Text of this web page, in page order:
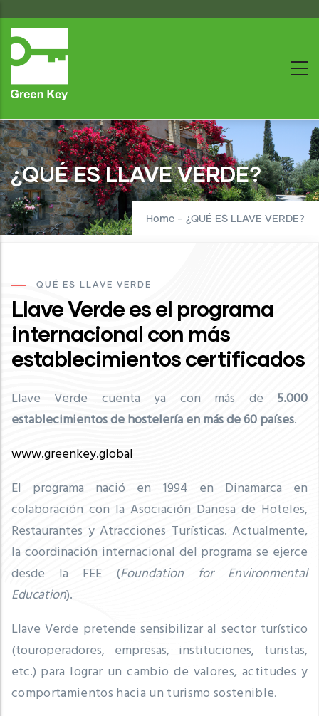
to
main
¿QUÉ ES LLAVE VERDE?
Home - ¿QUÉ ES LLAVE VERDE?
QUÉ ES LLAVE VERDE
Llave Verde es el programa
internacional con más
establecimientos certificados
Llave Verde cuenta ya con más de 5.000
establecimientos de hostelería en más de 60 países.
www.greenkey.global
El programa nació en 1994 en Dinamarca en
colaboración con la Asociación Danesa de Hoteles,
Restaurantes y Atracciones Turísticas. Actualmente,
la coordinación internacional del programa se ejerce
desde la FEE (Foundation for Environmental
Education).
Llave Verde pretende sensibilizar al sector turístico
(touroperadores, empresas, instituciones, turistas,
etc.) para lograr un cambio de valores, actitudes y
comportamientos hacia un turismo sostenible.